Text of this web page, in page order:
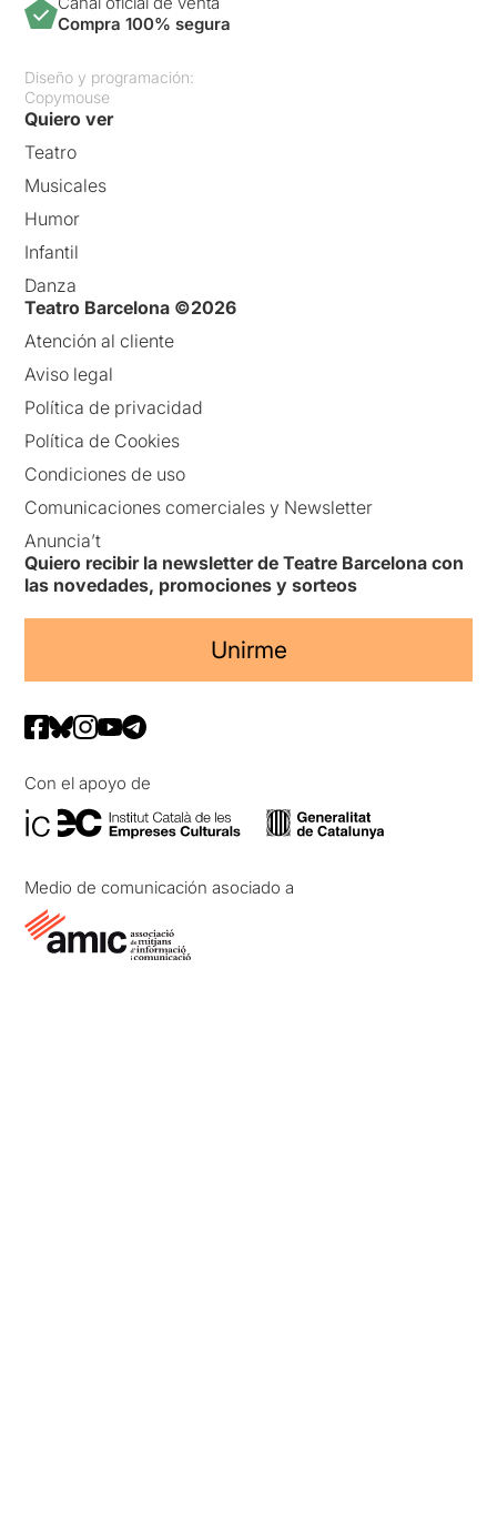
Compra 100% segura
Diseño y programación:
Copymouse
Quiero ver
Teatro
Musicales
Humor
Infantil
Danza
Teatro Barcelona ©2026
Atención al cliente
Aviso legal
Política de privacidad
Política de Cookies
Condiciones de uso
Comunicaciones comerciales y Newsletter
Anuncia’t
Quiero recibir la newsletter de Teatre Barcelona con
las novedades, promociones y sorteos
Unirme
Con el apoyo de
Medio de comunicación asociado a